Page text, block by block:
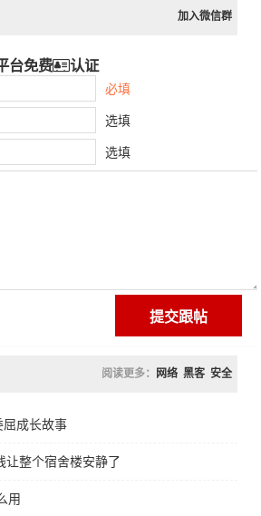
加入微信群
台免费 认证
必填
选填
选填
阅读更多： 网络 黑客 安全
屈成长故事
让整个宿舍楼安静了
用